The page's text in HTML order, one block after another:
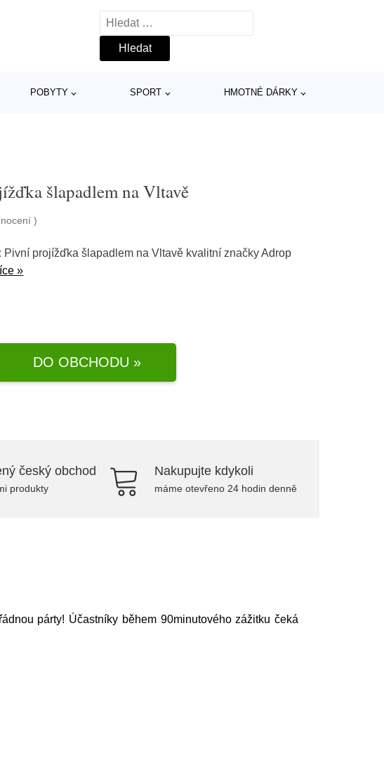
Vyhledávání
POBYTY SPORT HMOTNÉ DÁRKY
šlapadlem na Vltavě
)
Pivní projížďka šlapadlem na Vltavě kvalitní značkyAdrop
»
DO OBCHODU »
český obchod
produkty
Nakupujte kdykoli
máme otevřeno 24 hodin denně
párty! Účastníky během 90minutového zážitku čeká